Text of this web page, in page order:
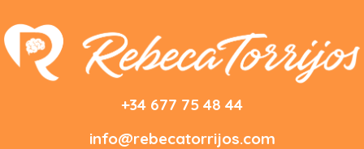
+34 677 75 48 44
info@rebecatorrijos.com